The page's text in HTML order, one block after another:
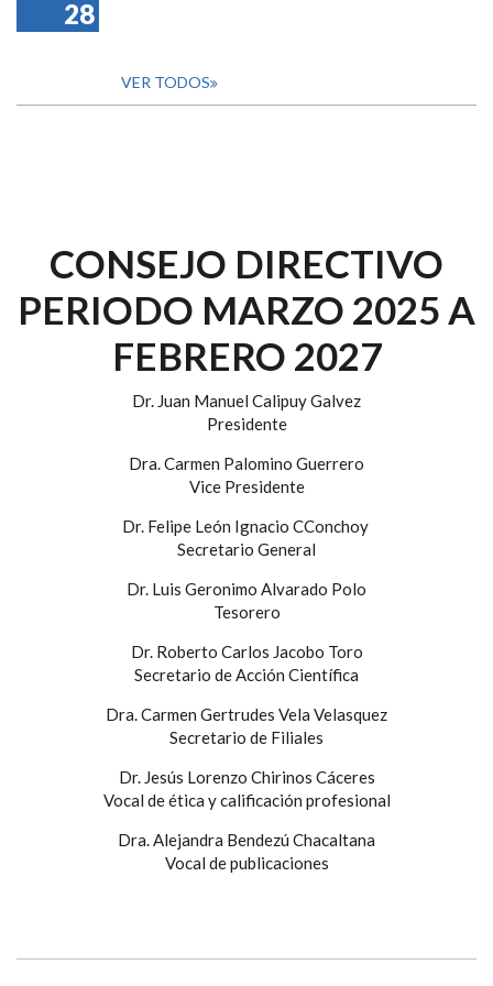
28
VER TODOS
CONSEJO DIRECTIVO
PERIODO MARZO 2025 A
FEBRERO 2027
Dr. Juan Manuel Calipuy Galvez
Presidente
Dra. Carmen Palomino Guerrero
Vice Presidente
Dr. Felipe León Ignacio CConchoy
Secretario General
Dr. Luis Geronimo Alvarado Polo
Tesorero
Dr. Roberto Carlos Jacobo Toro
Secretario de Acción Científica
Dra. Carmen Gertrudes Vela Velasquez
Secretario de Filiales
Dr. Jesús Lorenzo Chirinos Cáceres
Vocal de ética y calificación profesional
Dra. Alejandra Bendezú Chacaltana
Vocal de publicaciones